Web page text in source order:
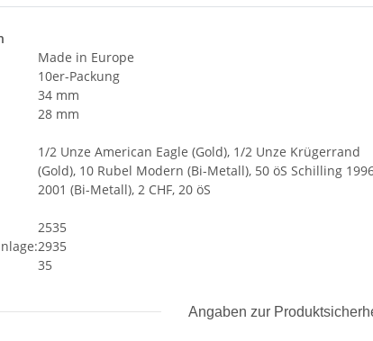
Made in Europe
10er-Packung
34 mm
28 mm
1/2 Unze American Eagle (Gold), 1/2 Unze Krügerrand
(Gold), 10 Rubel Modern (Bi-Metall), 50 öS Schilling
2001 (Bi-Metall), 2 CHF, 20 öS
2535
2935
35
Angaben zur